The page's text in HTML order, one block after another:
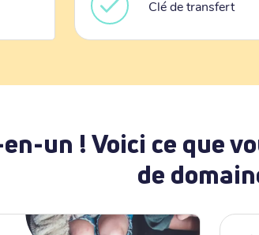
Clé de transfert
un ! Voici ce que
de